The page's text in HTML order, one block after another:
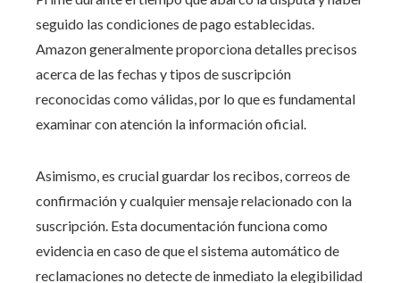
seguido las condiciones de pago establecidas.
Amazon generalmente proporciona detalles precisos
acerca de las fechas y tipos de suscripción
reconocidas como válidas, por lo que es fundamental
examinar con atención la información oficial.
Asimismo, es crucial guardar los recibos, correos de
confirmación y cualquier mensaje relacionado con la
suscripción. Esta documentación funciona como
evidencia en caso de que el sistema automático de
reclamaciones no detecte de inmediato la elegibilidad